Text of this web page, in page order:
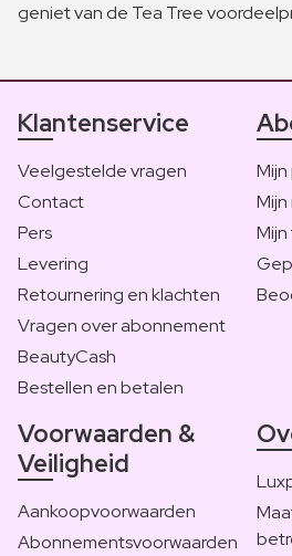
geniet van de Tea Tree
Klantenservice
Veelgestelde vragen
Contact
Pers
Levering
Retournering en klachten
Vragen over abonnement
BeautyCash
Bestellen en betalen
Voorwaarden &
Veiligheid
Aankoopvoorwaarden
Abonnementsvoorwaarden